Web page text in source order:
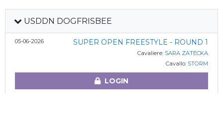
USDDN DOGFRISBEE
05-06-2026 SUPER OPEN FREESTYLE - ROUND 1
Cavaliere: SARA ZATECKA
Cavallo: STORM
LOGIN